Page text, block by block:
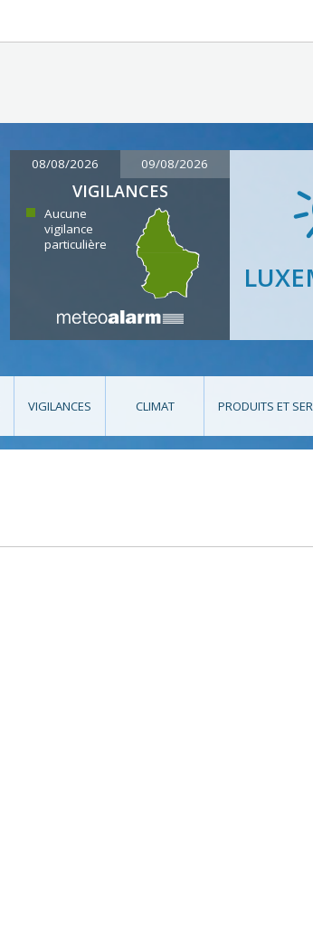
08/08/2026 09/08/2026
VIGILANCES
Aucune
vigilance
particulière
VIGILANCES CLIMAT PRODUITS ET